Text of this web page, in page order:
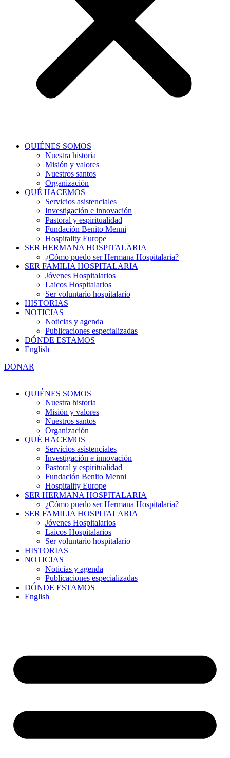
QUIÉNES SOMOS
Nuestra historia
Misión y valores
Nuestros santos
Organización
QUÉ HACEMOS
Servicios asistenciales
Investigación e innovación
Pastoral y espiritualidad
Fundación Benito Menni
Hospitality Europe
SER HERMANA HOSPITALARIA
¿Cómo puedo ser Hermana Hospitalaria?
SER FAMILIA HOSPITALARIA
Jóvenes Hospitalarios
Laicos Hospitalarios
Ser voluntario hospitalario
HISTORIAS
NOTICIAS
Noticias y agenda
Publicaciones especializadas
DÓNDE ESTAMOS
English
DONAR
QUIÉNES SOMOS
Nuestra historia
Misión y valores
Nuestros santos
Organización
QUÉ HACEMOS
Servicios asistenciales
Investigación e innovación
Pastoral y espiritualidad
Fundación Benito Menni
Hospitality Europe
SER HERMANA HOSPITALARIA
¿Cómo puedo ser Hermana Hospitalaria?
SER FAMILIA HOSPITALARIA
Jóvenes Hospitalarios
Laicos Hospitalarios
Ser voluntario hospitalario
HISTORIAS
NOTICIAS
Noticias y agenda
Publicaciones especializadas
DÓNDE ESTAMOS
English